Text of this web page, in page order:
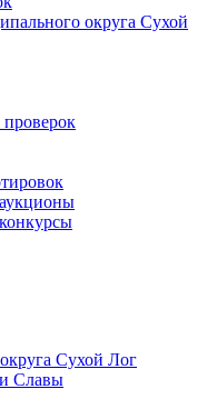
округа Сухой
проверок
Сухой Лог
Славы